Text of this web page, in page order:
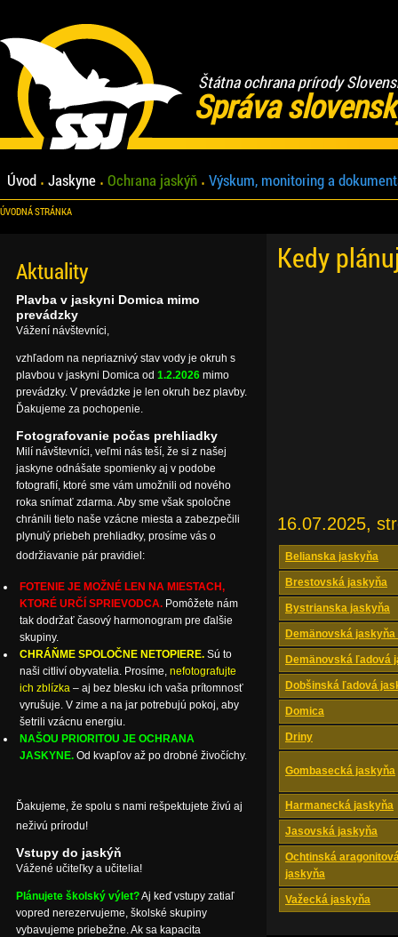
Štátna ochrana prírody
Správa
Úvod Jaskyne Ochrana jaskýň Výskum, monitoring a
ÚVODNÁ STRÁNKA
Kedy
16.07.2025,
Belianska jaskyňa
Brestovská jaskyňa
Bystrianska jaskyňa
Demänovská
Demänovská ľadová
Dobšinská ľadová
Domica
Driny
Gombasecká jaskyňa
Harmanecká jaskyňa
Jasovská jaskyňa
Ochtinská
jaskyňa
Važecká jaskyňa
Aktuality
Plavba v jaskyni Domica mimo
prevádzky
Vážení návštevníci,
vzhľadom na nepriaznivý stav vody je okruh s
plavbou v jaskyni Domica od 1.2.2026 mimo
prevádzky. V prevádzke je len okruh bez plavby.
Ďakujeme za pochopenie.
Fotografovanie počas prehliadky
Milí návštevníci, veľmi nás teší, že si z našej
jaskyne odnášate spomienky aj v podobe
fotografií, ktoré sme vám umožnili od nového
roka snímať zdarma. Aby sme však spoločne
chránili tieto naše vzácne miesta a zabezpečili
plynulý priebeh prehliadky, prosíme vás o
dodržiavanie pár pravidiel:
FOTENIE JE MOŽNÉ LEN NA MIESTACH,
KTORÉ URČÍ SPRIEVODCA. Pomôžete nám
tak dodržať časový harmonogram pre ďalšie
skupiny.
CHRÁŇME SPOLOČNE NETOPIERE. Sú to
naši citliví obyvatelia. Prosíme, nefotografujte
ich zblízka – aj bez blesku ich vaša prítomnosť
vyrušuje. V zime a na jar potrebujú pokoj, aby
šetrili vzácnu energiu.
NAŠOU PRIORITOU JE OCHRANA
JASKYNE. Od kvapľov až po drobné živočíchy.
Ďakujeme, že spolu s nami rešpektujete živú aj
neživú prírodu!
Vstupy do jaskýň
Vážené učiteľky a učitelia!
Plánujete školský výlet?Aj keď vstupy zatiaľ
vopred nerezervujeme, školské skupiny
vybavujeme priebežne. Ak sa kapacita